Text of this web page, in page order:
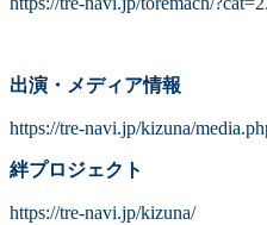
出演・メディア情報
https://tre-navi.jp/kizuna/
絆プロジェクト
https://tre-navi.jp/kizuna/